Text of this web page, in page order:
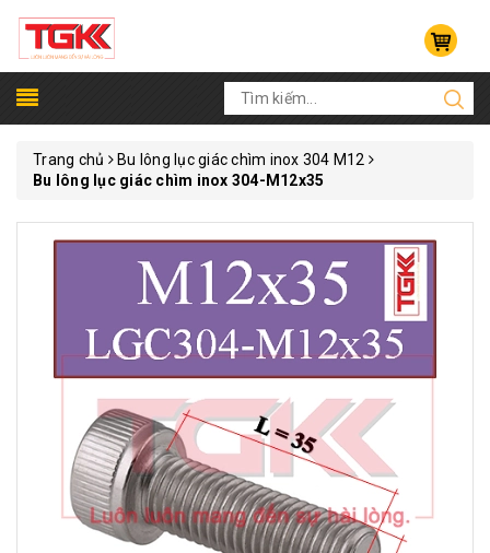
Trang chủ
Bu lông lục giác chìm inox 304 M12
Bu lông lục giác chìm inox 304-M12x35